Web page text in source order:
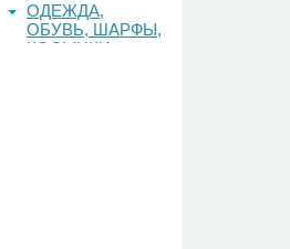
ОДЕЖДА,
ОБУВЬ, ШАРФЫ,
КОСЫНКИ